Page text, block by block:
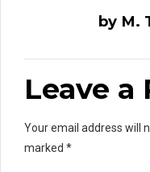
by M.
Leave a
Your email address will
marked *